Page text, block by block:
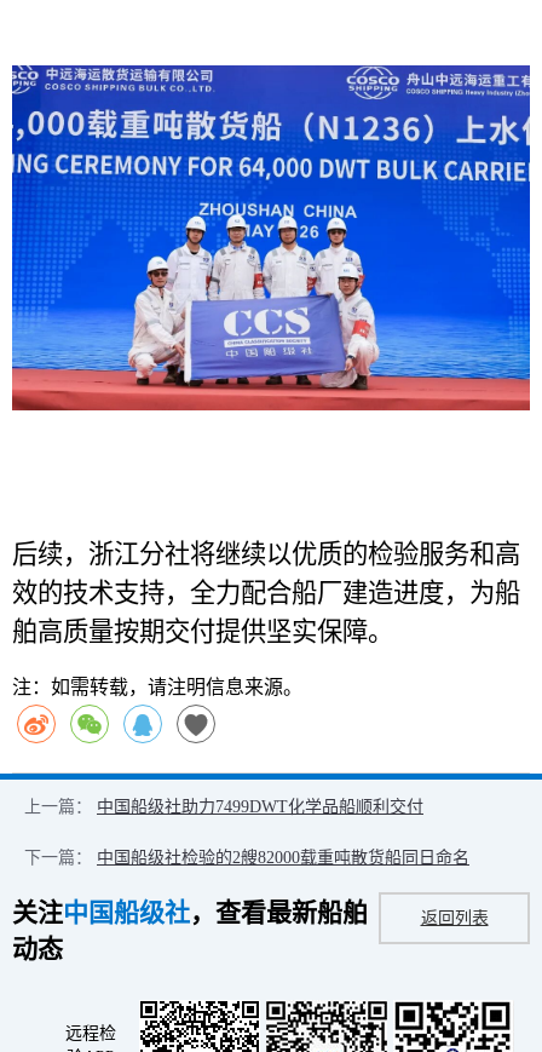
后续，浙江分社将继续以优质的检验服务和高
效的技术支持，全力配合船厂建造进度，为船
舶高质量按期交付提供坚实保障。
注：如需转载，请注明信息来源。
上一篇： 中国船级社助力7499DWT化学品船顺利交付
下一篇： 中国船级社检验的2艘82000载重吨散货船同日命名
返回列表
关注中国船级社，查看最新船舶
动态
远程检